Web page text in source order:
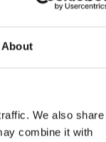
About
We also share
combine it with
vijf tenen
in zachte